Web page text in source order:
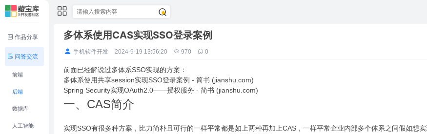
作品分享
问答交流
前端
后端
数据库
人工智能
多体系使用CAS实现SSO登录案例
手机软件开发 2024-9-19 13:56:20 970 0
前面已经解说过多体系SSO实现的方案：
多体系使用共享session实现SSO登录案例 - 简书 (jianshu.com)
Spring Security实现OAuth2.0——授权服务 - 简书 (jianshu.com)
一、CAS简介
实现SSO有很多种方案，比力简朴且可行的一样平常都是如上两种再加上CAS，一样平常企业内部多个体系之间假如想